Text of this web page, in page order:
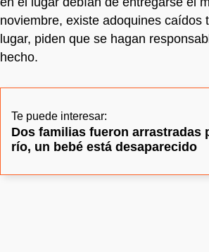
noviembre, existe adoquines caídos
lugar, piden que se hagan
hecho.
Te puede interesar:
Dos familias fueron arrastradas
río, un bebé está desaparecido